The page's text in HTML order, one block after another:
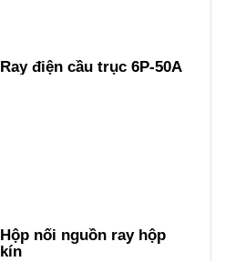
Ray điện cầu trục 6P-50A
Hộp nối nguồn ray hộp
kín